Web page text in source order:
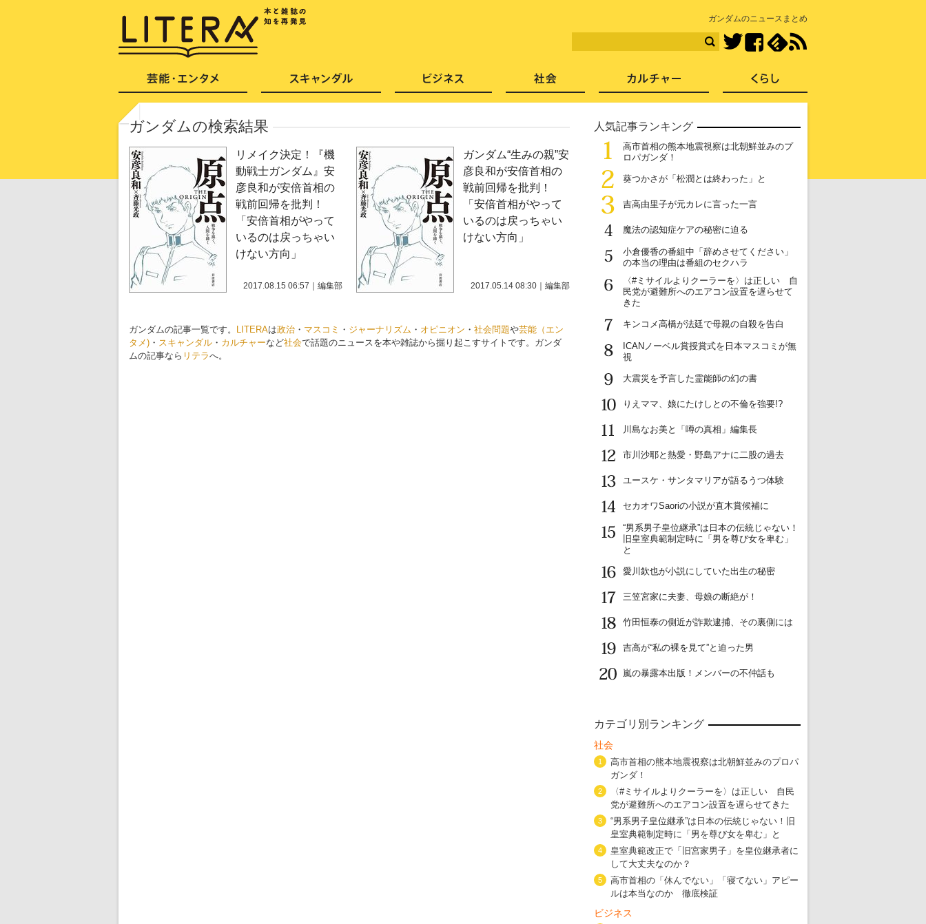
ガンダムのニュースまとめ
TwitterFacebook
ガンダムの検索結果
リメイク決定！『機
動戦士ガンダム』安
彦良和が安倍首相の
戦前回帰を批判！
「安倍首相がやって
いるのは戻っちゃい
けない方向」
2017.08.15 06:57 編集部
ガンダム“生みの親”安
彦良和が安倍首相の
戦前回帰を批判！
「安倍首相がやって
いるのは戻っちゃい
けない方向」
2017.05.14 08:30 編集部
ガンダムの記事一覧です。 LITERAは政治 ・ マスコミ ・ ジャーナリズム ・ オピニオン ・ 社会問題や芸能（エン
タメ) ・ スキャンダル ・ カルチャーなど社会で話題のニュースを本や雑誌から掘り起こすサイトです。ガンダ
ムの記事なら リテラへ。
人気記事ランキング
1
高市首相の熊本地震視察は北朝鮮並みのプ
ロパガンダ！
2
葵つかさが「松潤とは終わった」と
3
吉高由里子が元カレに言った一言
4
魔法の認知症ケアの秘密に迫る
5
小倉優香の番組中「辞めさせてください」
の本当の理由は番組のセクハラ
6
〈#ミサイルよりクーラーを〉は正しい 自
民党が避難所へのエアコン設置を遅らせて
きた
7
キンコメ高橋が法廷で母親の自殺を告白
8
ICANノーベル賞授賞式を日本マスコミが無
視
9
大震災を予言した霊能師の幻の書
10
りえママ、娘にたけしとの不倫を強要!?
11
川島なお美と「噂の真相」編集長
12
市川沙耶と熱愛・野島アナに二股の過去
13
ユースケ・サンタマリアが語るうつ体験
14
セカオワSaoriの小説が直木賞候補に
15
“男系男子皇位継承”は日本の伝統じゃない！
旧皇室典範制定時に「男を尊び女を卑む」
と
16
愛川欽也が小説にしていた出生の秘密
17
三笠宮家に夫妻、母娘の断絶が！
18
竹田恒泰の側近が詐欺逮捕、その裏側には
19
吉高が“私の裸を見て”と迫った男
20
嵐の暴露本出版！メンバーの不仲話も
カテゴリ別ランキング
社会
1
高市首相の熊本地震視察は北朝鮮並みのプロパ
ガンダ！
2
〈#ミサイルよりクーラーを〉は正しい 自民
党が避難所へのエアコン設置を遅らせてきた
3
“男系男子皇位継承”は日本の伝統じゃない！旧
皇室典範制定時に「男を尊び女を卑む」と
4
皇室典範改正で「旧宮家男子」を皇位継承者に
して大丈夫なのか？
5
高市首相の「休んでない」「寝てない」アピー
ルは本当なのか 徹底検証
ビジネス
芸能・エンタメ スキャンダル 社会